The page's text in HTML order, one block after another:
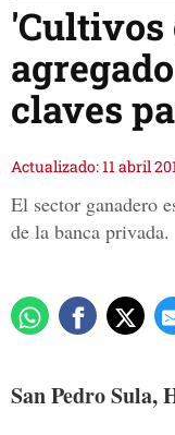
claves
Actualizado: 11 abril
El sector ganadero
de la banca privada.
San Pedro Sula,